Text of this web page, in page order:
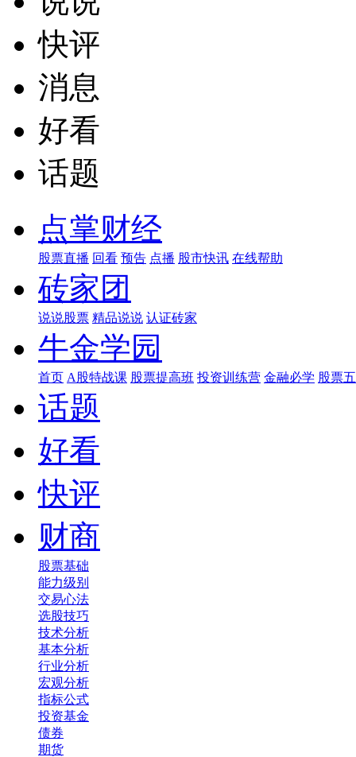
快评
消息
好看
话题
点掌财经
股票直播 回看 预告 点播 股市快讯 在线帮助
砖家团
说说股票 精品说说 认证砖家
牛金学园
首页 A股特战课 股票提高班 投资训练营 金融必学 股票
话题
好看
快评
财商
股票基础
能力级别
交易心法
选股技巧
技术分析
基本分析
行业分析
宏观分析
指标公式
投资基金
债券
期货